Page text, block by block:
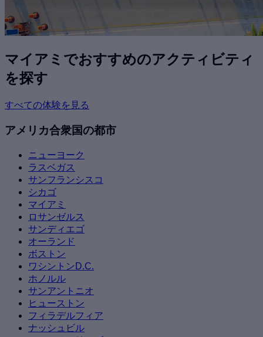
マイアミでおすすめのアクティビティ
を探す
すべての体験を見る
アメリカ合衆国の都市
ニューヨーク
ラスベガス
サンフランシスコ
シカゴ
マイアミ
ロサンゼルス
サンディエゴ
オーランド
ボストン
ワシントンD.C.
ホノルル
サンアントニオ
ヒューストン
フィラデルフィア
ナッシュビル